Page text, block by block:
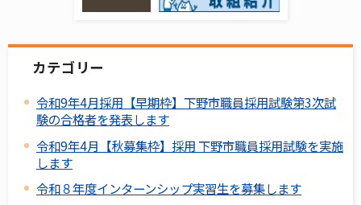
カテゴリー
令和9年4月採用【早期枠】下野市職員採用試験第3次試
験の合格者を発表します
令和9年4月【秋募集枠】採用 下野市職員採用試験を実施
します
令和８年度インターンシップ実習生を募集します